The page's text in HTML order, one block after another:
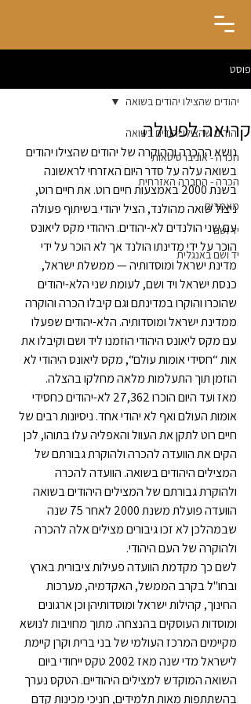
פוסט
יהודים שהצילו יהודים בשואה
הכרה - אוניברסיטאות
הכרה - החברה האזרחית
מאמרים
יד ושם
יד ושם באנגלית
יהודים שהצילו יהודים בשואה
קריאה לפעולה
נושא ההכרה וההוקרה של יהודים שהצילו יהודים
בשואה עלה על סדר היום האזרחי לראשונה
בשנת 2000 באמצעות חיים רוט. את חיים רוט,
ניצול שואה מהולנד, הציל יהודי בשיתוף פעולה
עם שני הולנדים לא-יהודים. היהודי מקס ליאונס
הוכר על ידי מדינתו הולנד אך לא הוכר על ידי
מדינת ישראל ומוסדותיה — ממשלת ישראל,
כנסת ישראל ויד ושם, לעומת שני הלא-יהודים
שהוכרו והוקרו במדינתם וגם קיבלו הכרה והוקרה
ממדינת ישראל ומוסדותיה. הלא-יהודים שפעלו
עם מקס ליאונס היהודי הוזמנו ליד ושם וקיבלו את
אות “חסידי אומות עולם“, מקס ליאונס היהודי לא
הוזמן תוך התעלמות מלאה מחלקו בהצלה.
מאז ועד היום הוכרו 27,362 לא-יהודים כחסידי
אומות העולם ואף לא יהודי אחד. ניסיונות רבים של
חיים רוט לתקן את העוול והאפליה עלו בתוהו, לכן
הקים את הוועדה להכרה ולהוקרת גבורתם של
המצילים היהודים בשואה. הוועדה להכרה
ולהוקרת גבורתם של המצילים היהודים בשואה
הוועדה פועלת משנת 2000 לאחר 75 שנה
שבמהלכן לא זכו גיבורים מצילים אלה להכרה
ולהוקרה של העם היהודי.
לשם כך מקדמת הוועדה פעילות ציבורית בארץ
ובחו"ל בקרב הממשל, האקדמיה, מערכות
החינוך, קהילות ישראל ומוסדותיהן וכן ארגונים
ומוסדות העוסקים בהנצחה. מתוך מחויבות לנושא
מקיימים המרכז העולמי של בני ברית וקרן קיימת
לישראל מדי שנה מאז 2002 טקס ייחודי ביום
השואה המוקדש למצילים היהודיים. הטקס נערך
בהשתתפות מאות תלמידים, חניכי מכינות קדם